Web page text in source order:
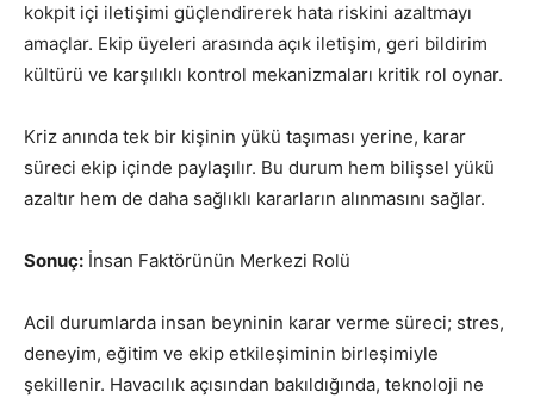
kokpit içi iletişimi güçlendirerek hata riskini azaltmayı
amaçlar. Ekip üyeleri arasında açık iletişim, geri bildirim
kültürü ve karşılıklı kontrol mekanizmaları kritik rol oynar.
Kriz anında tek bir kişinin yükü taşıması yerine, karar
süreci ekip içinde paylaşılır. Bu durum hem bilişsel yükü
azaltır hem de daha sağlıklı kararların alınmasını sağlar.
Sonuç: İnsan Faktörünün Merkezi Rolü
Acil durumlarda insan beyninin karar verme süreci; stres,
deneyim, eğitim ve ekip etkileşiminin birleşimiyle
şekillenir. Havacılık açısından bakıldığında, teknoloji ne